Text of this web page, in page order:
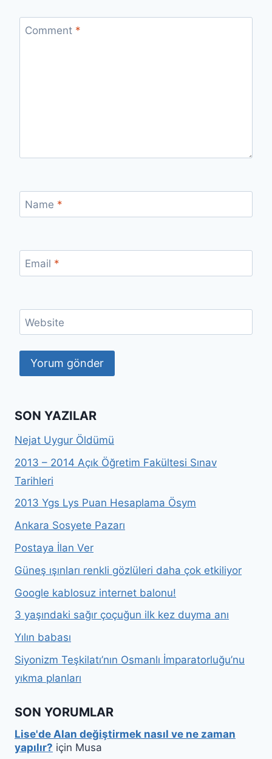
Comment *
Name *
Email *
Website
SON YAZILAR
Nejat Uygur Öldümü
2013 – 2014 Açık Öğretim Fakültesi Sınav
Tarihleri
2013 Ygs Lys Puan Hesaplama Ösym
Ankara Sosyete Pazarı
Postaya İlan Ver
Güneş ışınları renkli gözlüleri daha çok etkiliyor
Google kablosuz internet balonu!
3 yaşındaki sağır çoçuğun ilk kez duyma anı
Yılın babası
Siyonizm Teşkilatı’nın Osmanlı İmparatorluğu’nu
yıkma planları
SON YORUMLAR
Lise'de Alan değiştirmek nasıl ve ne zaman
yapılır? için Musa